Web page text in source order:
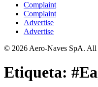
Complaint
Complaint
Advertise
Advertise
© 2026 Aero-Naves SpA. All
Etiqueta: